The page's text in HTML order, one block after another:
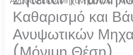
Καθαρισμό και
Ανυψωτικών